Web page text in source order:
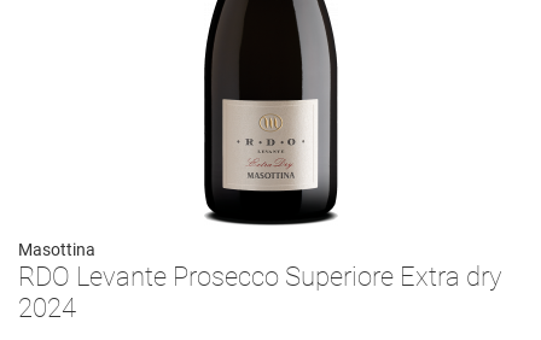
Masottina
RDO Levante Prosecco Superiore Extra dry
2024